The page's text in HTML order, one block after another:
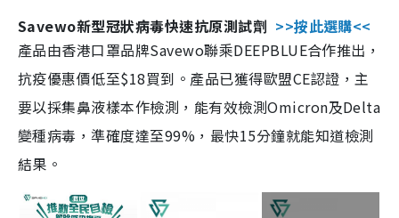
Savewo新型冠狀病毒快速抗原測試劑 >>按此選購<<
產品由香港口罩品牌Savewo聯乘DEEPBLUE合作推出，
抗疫優惠價低至$18買到。產品已獲得歐盟CE認證，主
要以採集鼻液樣本作檢測，能有效檢測Omicron及Delta
變種病毒，準確度達至99%，最快15分鐘就能知道檢測
結果。